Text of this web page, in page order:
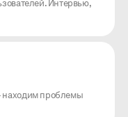
Интервью,
находим проблемы